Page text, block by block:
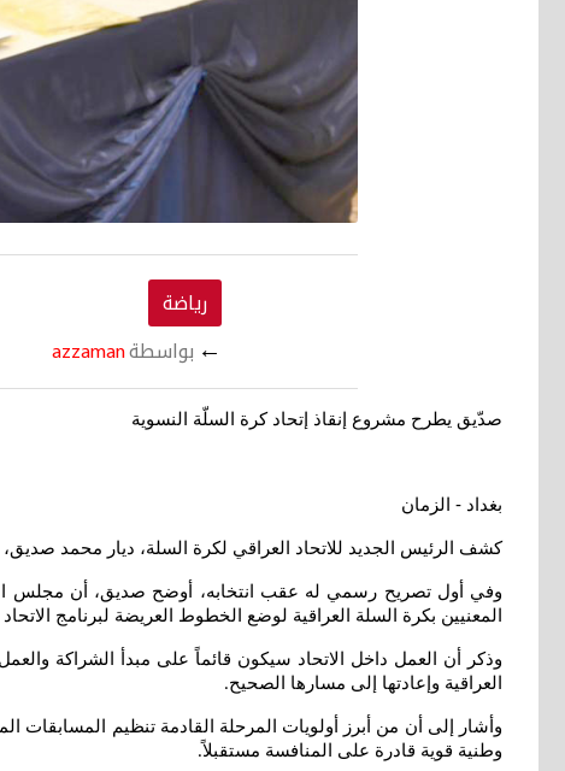
رياضة
← بواسطةazzaman
صدّيق يطرح مشروع إنقاذ إتحاد كرة السلّة النسوية
بغداد - الزمان
كشف الرئيس الجديد للاتحاد العراقي لكرة السلة، ديار محمد صديق،
وفي أول تصريح رسمي له عقب انتخابه، أوضح صديق، أن مجلس
المعنيين بكرة السلة العراقية لوضع الخطوط العريضة لبرنامج
وذكر أن العمل داخل الاتحاد سيكون قائماً على مبدأ الشراكة
العراقية وإعادتها إلى مسارها الصحيح.
وأشار إلى أن من أبرز أولويات المرحلة القادمة تنظيم المسابقات
وطنية قوية قادرة على المنافسة مستقبلاً.